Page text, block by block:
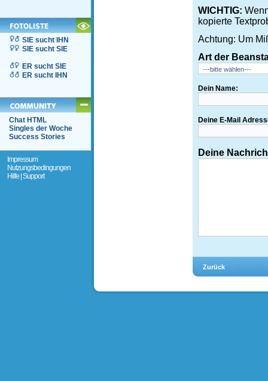
SIE sucht IHN
SIE sucht SIE
ER sucht SIE
ER sucht IHN
Chat HTML
Singles der Woche
Success Stories
Impressum
Nutzungsbedingungen
Hilfe | Support
WICHTIG:
kopierte
Achtung: Um
Art der
Dein Name:
Deine E-Mail
Deine